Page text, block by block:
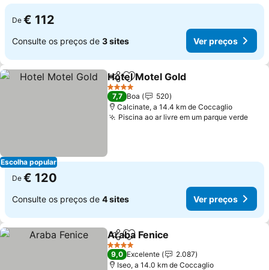
De € 112
Consulte os preços de 3 sites Ver preços
Escolha popular
PartilharAdicionar aos favoritos
Hotel Motel Gold
4 Estrelas
7,7 Boa
520
Calcinate, a 14.4 km de Coccaglio
Piscina ao ar livre em um parque verde
De € 120
Consulte os preços de 4 sites Ver preços
PartilharAdicionar aos favoritos
Araba Fenice
4 Estrelas
9,0 Excelente
2.087
Iseo, a 14.0 km de Coccaglio